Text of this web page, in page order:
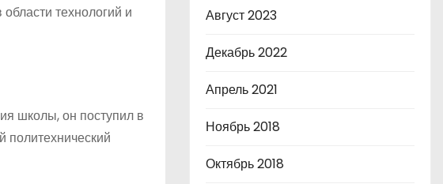
технологий и
школы, он поступил в
политехнический
Август 2023
Декабрь 2022
Апрель 2021
Ноябрь 2018
Октябрь 2018